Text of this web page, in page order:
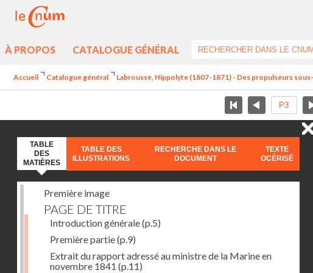
À PROPOS CATALOGUE GÉNÉRAL
Accueil Catalogue général Labrousse, Hippolyte (1807-1871) - Des propulseurs
TABLE
DES
MATIÈRES
TABLE DES
ILLUSTRATIONS
RECHERCHE DANS LE
DOCUMENT
TEXTE
OCÉRISÉ
Première image
PAGE DE TITRE
Introduction générale(p.5)
Première partie(p.9)
Extrait du rapport adressé au ministre de la Marine en
novembre 1841 (p.11)